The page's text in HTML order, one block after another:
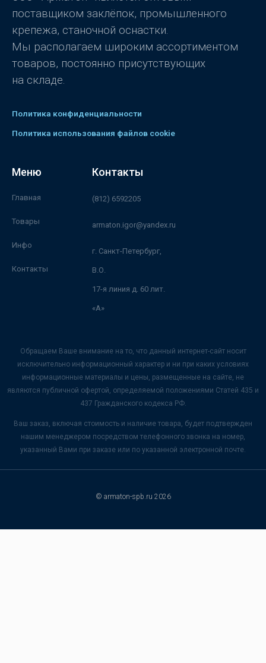
поставщиком заклёпок, промышленного
крепежа, станочной оснастки.
Мы располагаем широким ассортиментом
товаров, постоянно присутствующих
на складе.
Политика конфиденциальности
Политика использования файлов cookie
Меню
Главная
Товары
Инфо
Контакты
Контакты
(812) 6592205
armaton.igor@yandex.ru
г. Санкт-Петербург,
В.О.
17-я линия д. 60 лит.
«А»
Обращаем Ваше внимание на то, что данный интернет-сайт носит
исключительно информационный характер и ни при каких условиях
информационные материалы и цены, размещенные на сайте, не
являются публичной офертой, определяемой положениями Статей 435 и
437 Гражданского кодекса РФ.
Ваш заказ, включая стоимость и наличие товара, будет подтвержден
нашим менеджером посредством телефонного звонка на номер,
указанный Вами при заказе или по указанной электронной почте.
© armaton-spb.ru 2026